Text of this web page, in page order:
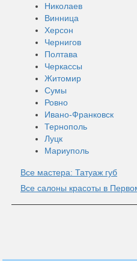
Николаев
Винница
Херсон
Чернигов
Полтава
Черкассы
Житомир
Сумы
Ровно
Ивано-Франковск
Тернополь
Луцк
Мариуполь
Все мастера: Татуаж губ
Все салоны красоты в